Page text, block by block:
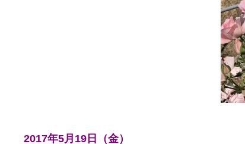
2017年5月19日（金）